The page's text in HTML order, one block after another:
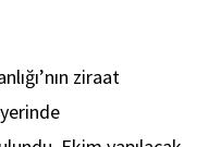
ziraat